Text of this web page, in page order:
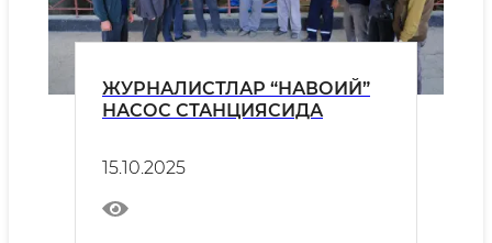
ЖУРНАЛИСТЛАР “НАВОИЙ”
НАСОС СТАНЦИЯСИДА
15.10.2025